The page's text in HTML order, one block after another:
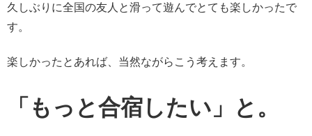
久しぶりに全国の友人と滑って遊んでとても楽しかったで
す。
楽しかったとあれば、当然ながらこう考えます。
「もっと合宿したい」と。